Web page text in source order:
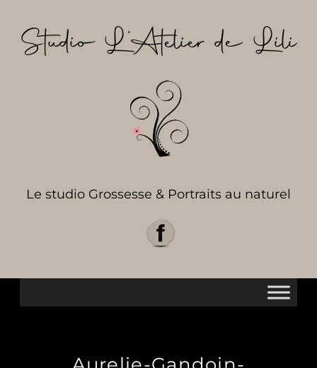
contenu
Studio L’Atelier de Lili
Le studio Grossesse & Portraits au naturel